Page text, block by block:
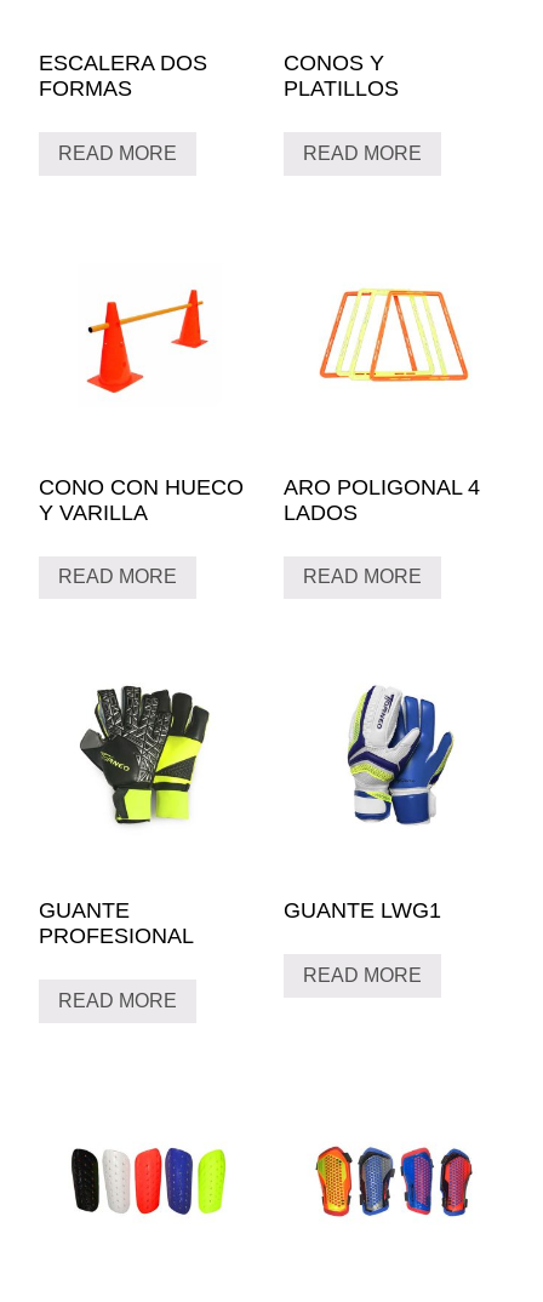
ESCALERA DOS
FORMAS
READ MORE
CONOS Y
PLATILLOS
READ MORE
CONO CON HUECO
Y VARILLA
READ MORE
ARO POLIGONAL 4
LADOS
READ MORE
GUANTE
PROFESIONAL
READ MORE
GUANTE LWG1
READ MORE